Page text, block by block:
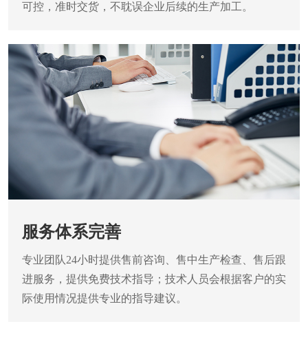
可控，准时交货，不耽误企业后续的生产加工。
服务体系完善
专业团队24小时提供售前咨询、售中生产检查、售后跟
进服务，提供免费技术指导；技术人员会根据客户的实
际使用情况提供专业的指导建议。